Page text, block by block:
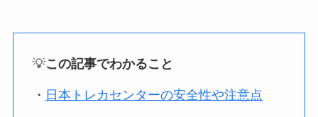
💡この記事でわかること
・ 日本トレカセンターの安全性や注意点